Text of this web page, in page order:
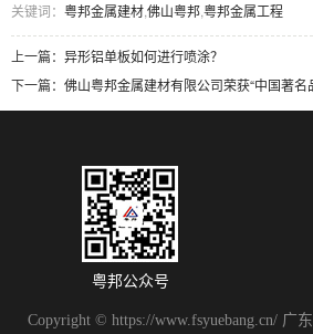
关键词： 粤邦金属建材佛山粤邦粤邦金属工程
上一篇： 异形铝单板如何进行喷涂？
下一篇： 佛山粤邦金属建材有限公司荣获“中国著名
粤邦公众号
Copyright © https://www.fsyuebang.cn/ 广